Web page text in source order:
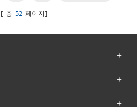
[ 총 52 페이지]